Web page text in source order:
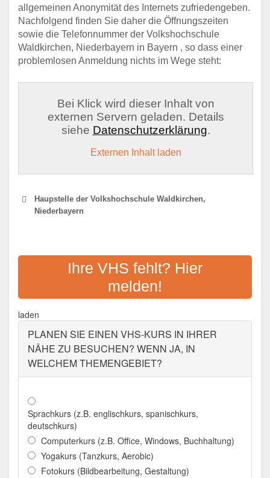
allgemeinen Anonymität des Internets zufriedengeben.
Nachfolgend finden Sie daher die Öffnungszeiten
sowie die Telefonnummer der Volkshochschule
Waldkirchen, Niederbayern in Bayern , so dass einer
problemlosen Anmeldung nichts im Wege steht:
Bei Klick wird dieser Inhalt von
externen Servern geladen. Details
siehe Datenschutzerklärung.
Externen Inhalt laden
Haupstelle der Volkshochschule Waldkirchen,
Niederbayern
VOLKSHOCHSCHULE
FREYUNG-GRAFENAU
LANDKREIS
Ihre VHS fehlt? Hier
melden!
laden
PLANEN SIE EINEN VHS-KURS IN IHRER
NÄHE ZU BESUCHEN? WENN JA, IN
WELCHEM THEMENGEBIET?
Sprachkurs (z.B. englischkurs, spanischkurs,
deutschkurs)
Computerkurs (z.B. Office, Windows, Buchhaltung)
Yogakurs (Tanzkurs, Aerobic)
Fotokurs (Bildbearbeitung, Gestaltung)